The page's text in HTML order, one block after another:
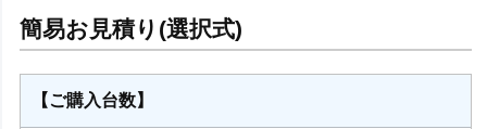
【ご購入台数】